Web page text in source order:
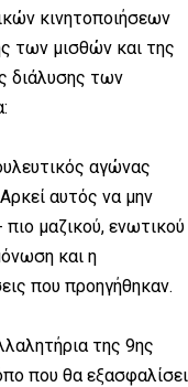
κινητοποιήσεων
των μισθών και της
διάλυσης των
αγώνας
αυτός να μην
μαζικού, ενωτικού
και η
που προηγήθηκαν.
της 9ης
που θα εξασφαλίσει